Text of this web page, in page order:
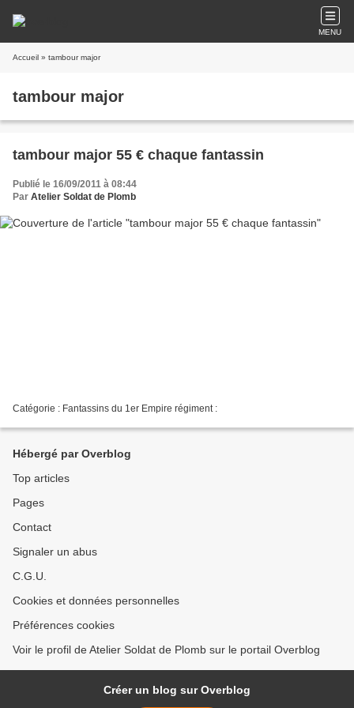
MENU
Accueil » tambour major
tambour major
tambour major 55 € chaque fantassin
Publié le 16/09/2011 à 08:44
Par Atelier Soldat de Plomb
Catégorie : Fantassins du 1er Empire régiment :
Hébergé par Overblog
Top articles
Pages
Contact
Signaler un abus
C.G.U.
Cookies et données personnelles
Préférences cookies
Voir le profil de Atelier Soldat de Plomb sur le portail Overblog
Créer un blog sur Overblog